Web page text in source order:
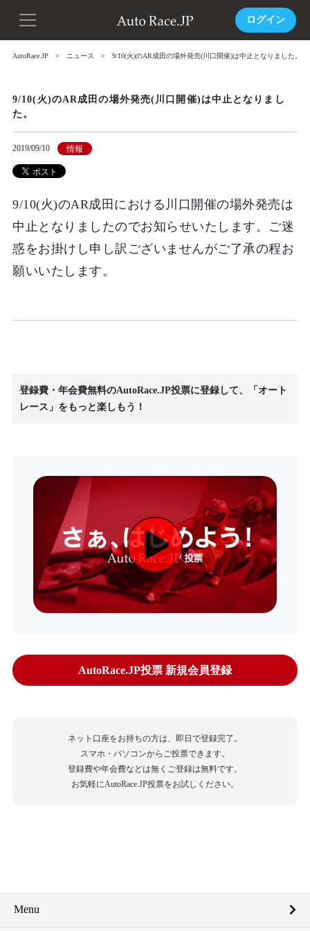
ログイン
AutoRace.JP ニュース 9/10(火)のAR成田の場外発売(川口開催)は中止となりました。
9/10(火)のAR成田の場外発売(川口開催)は中止となりまし
た。
2019/09/10 情報
9/10(火)のAR成田における川口開催の場外発売は
中止となりましたのでお知らせいたします。ご迷
惑をお掛けし申し訳ございませんがご了承の程お
願いいたします。
登録費・年会費無料のAutoRace.JP投票に登録して、「オート
レース」をもっと楽しもう！
AutoRace.JP投票 新規会員登録
ネット口座をお持ちの方は、即日で登録完了。
スマホ・パソコンからご投票できます。
登録費や年会費などは無くご登録は無料です。
お気軽にAutoRace.JP投票をお試しください。
Menu